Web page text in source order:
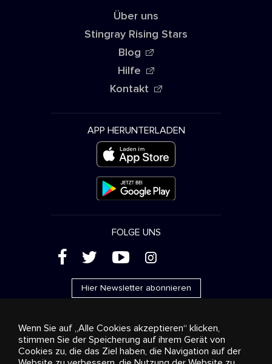
Über uns
Stingray Rising Stars
Blog
Hilfe
Kontakt
APP HERUNTERLADEN
FOLGE UNS
( ' + &
Hier Newsletter abonnieren
Werbung Streaming und Vertrieb
Konsumgüter
Wenn Sie auf „Alle Cookies akzeptieren“ klicken,
stimmen Sie der Speicherung auf ihrem Gerät von
Cookies zu, die das Ziel haben, die Navigation auf der